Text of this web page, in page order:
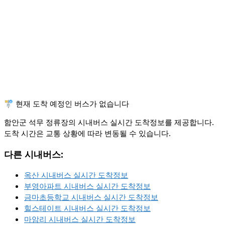
🚏 현재 도착 예정인 버스가 없습니다
함안군 석무 정류장의 시내버스 실시간 도착정보를 제공합니다.
도착 시간은 교통 상황에 따라 변동될 수 있습니다.
다른 시내버스:
옥산 시내버스 실시간 도착정보
부영아파트 시내버스 실시간 도착정보
금마초등학교 시내버스 실시간 도착정보
힐스테이트 시내버스 실시간 도착정보
마암리 시내버스 실시간 도착정보